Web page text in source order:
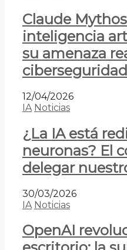
Claude
inteligencia
su amenaza
ciberseguridad
12/04/2026
IA Noticias
¿La IA está
neuronas? El
delegar
30/03/2026
IA Noticias
OpenAI